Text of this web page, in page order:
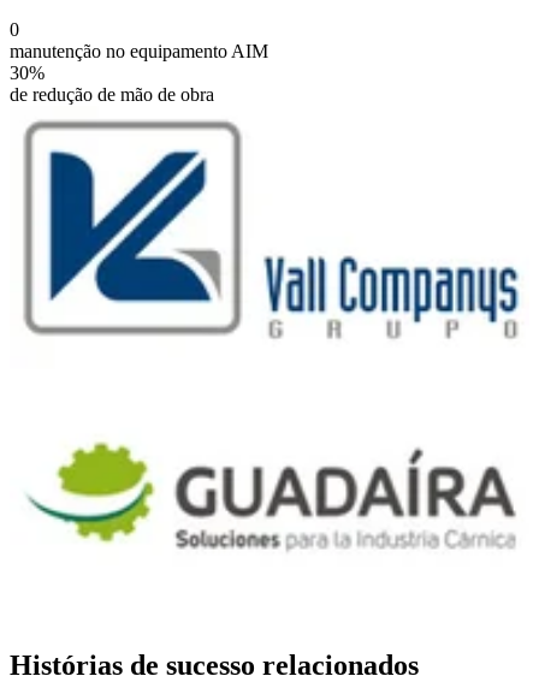
0
manutenção no equipamento AIM
30%
de redução de mão de obra
Histórias de sucesso relacionados